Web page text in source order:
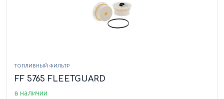
ТОПЛИВНЫЙ ФИЛЬТР
FF 5765 FLEETGUARD
в наличии